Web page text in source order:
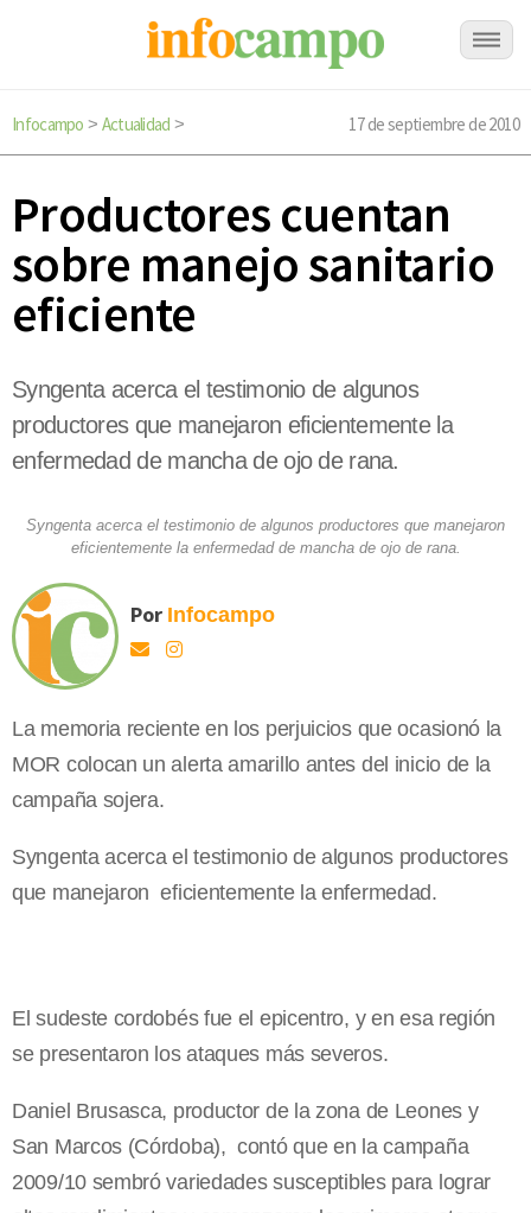
Infocampo > Actualidad > 17 de septiembre de 2010
Productores cuentan
sobre manejo sanitario
eficiente
Syngenta acerca el testimonio de algunos
productores que manejaron eficientemente la
enfermedad de mancha de ojo de rana.
Syngenta acerca el testimonio de algunos productores que manejaron
eficientemente la enfermedad de mancha de ojo de rana.
Por Infocampo
La memoria reciente en los perjuicios que ocasionó la
MOR colocan un alerta amarillo antes del inicio de la
campaña sojera.
Syngenta acerca el testimonio de algunos productores
que manejaron eficientemente la enfermedad.
El sudeste cordobés fue el epicentro, y en esa región
se presentaron los ataques más severos.
Daniel Brusasca, productor de la zona de Leones y
San Marcos (Córdoba), contó que en la campaña
2009/10 sembró variedades susceptibles para lograr